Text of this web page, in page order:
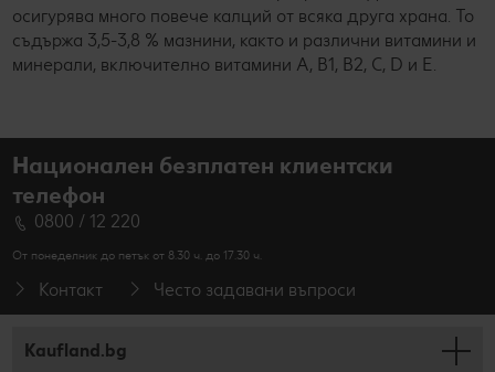
осигурява много повече калций от всяка друга храна. То
съдържа 3,5-3,8 % мазнини, както и различни витамини и
минерали, включително витамини А, В1, В2, С, D и Е.
Национален безплатен клиентски
телефон
0800 / 12 220
От понеделник до петък от 8.30 ч. до 17.30 ч.
Контакт Често задавани въпроси
Kaufland.bg